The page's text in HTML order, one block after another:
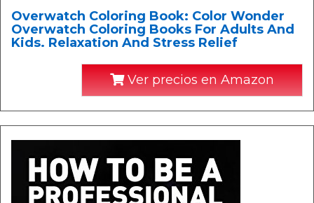
Overwatch Coloring Book: Color Wonder
Overwatch Coloring Books For Adults And
Kids. Relaxation And Stress Relief
Ver precios en Amazon